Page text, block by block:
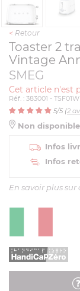
< Retour
Toaster 2
Vintage
SMEG
Cet article n'est
Réf. : 383001 -
5/5 (2
Non
Infos
Infos
En savoir plus